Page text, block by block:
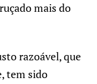
mais do
razoável, que
tem sido